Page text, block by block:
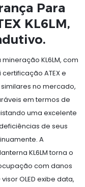
Para
KL6LM,
KL6LM, com
ATEX e
no mercado,
​​em termos de
uma excelente
de seus
A
KL6LM torna o
com danos
OLED exibe data,